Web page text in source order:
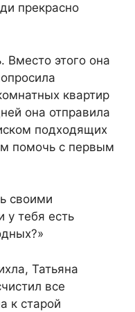
прекрасно
Вместо этого она
квартир
она отправила
подходящих
помочь с первым
своими
у тебя есть
Татьяна
все
к старой